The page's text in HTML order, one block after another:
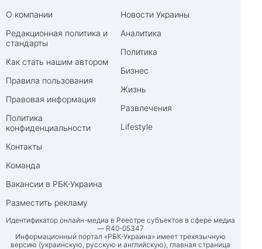
О компании
Редакционная политика и
стандарты
Как стать нашим автором
Правила пользования
Правовая информация
Политика
конфиденциальности
Контакты
Команда
Вакансии в РБК-Украина
Разместить рекламу
Новости Украины
Аналитика
Политика
Бизнес
Жизнь
Развлечения
Lifestyle
Идентификатор онлайн-медиа в Реестре субъектов в сфере медиа
— R40-05347
Информационный портал «РБК-Украина» имеет трехязычную
версию (украинскую, русскую и английскую), главная страница